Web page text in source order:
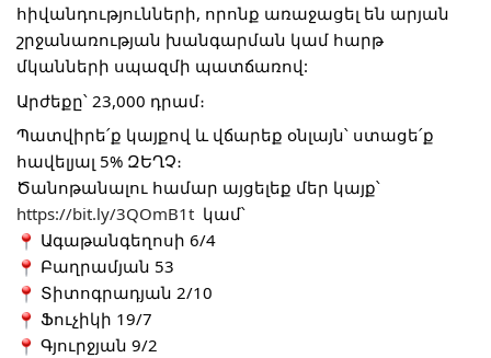
հիվանդությունների, որոնք առաջացել են արյան
շրջանառության խանգարման կամ հարթ
մկանների սպազմի պատճառով:
Արժեքը՝ 23,000 դրամ։
Պատվիրե՛ք կայքով և վճարեք օնլայն՝ ստացե՛ք
հավելյալ 5% ԶԵՂՉ։
https://bit.ly/3QOmB1t կամ՝
Ագաթանգեղոսի 6/4
Բաղրամյան 53
Տիտոգրադյան 2/10
Ֆուչիկի 19/7
Գյուրջյան 9/2